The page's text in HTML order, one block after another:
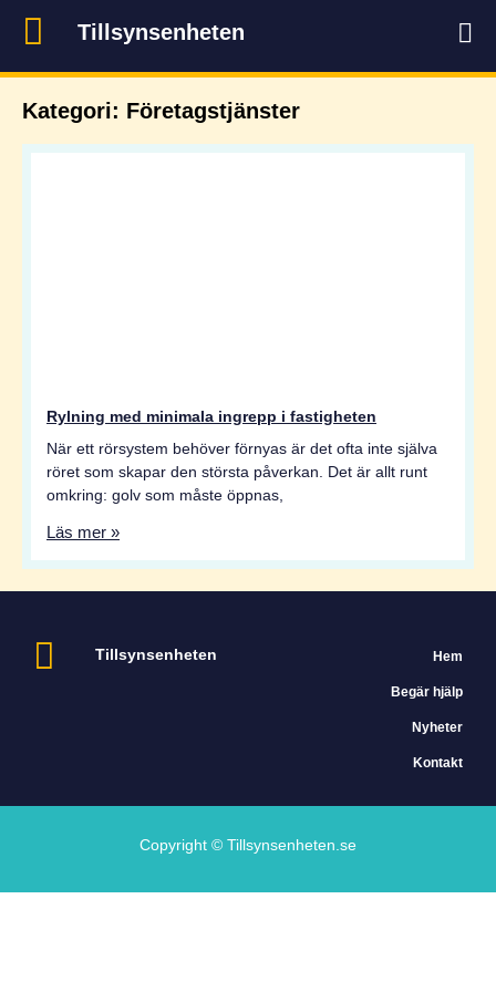
Tillsynsenheten
Kategori: Företagstjänster
Rylning med minimala ingrepp i fastigheten
När ett rörsystem behöver förnyas är det ofta inte själva
röret som skapar den största påverkan. Det är allt runt
omkring: golv som måste öppnas,
Läs mer »
Tillsynsenheten Hem
Begär hjälp
Nyheter
Kontakt
Copyright © Tillsynsenheten.se